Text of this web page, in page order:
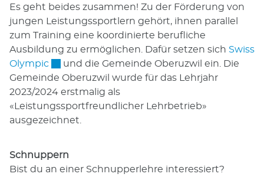
Es geht beides zusammen! Zu der Förderung von
jungen Leistungssportlern gehört, ihnen parallel
zum Training eine koordinierte berufliche
Ausbildung zu ermöglichen. Dafür setzen sich Swiss
OlympicExterner Link wird in einem neuen Fenster
und die Gemeinde Oberuzwil ein. Die
Gemeinde Oberuzwil wurde für das Lehrjahr
2023/2024 erstmalig als
«Leistungssportfreundlicher Lehrbetrieb»
ausgezeichnet.
Schnuppern
Bist du an einer Schnupperlehre interessiert?